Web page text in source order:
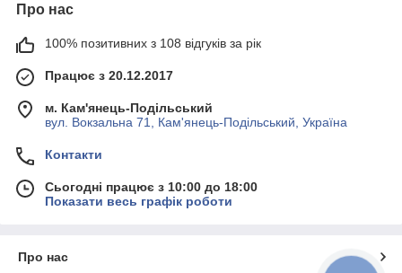
Про нас
100% позитивних з 108 відгуків за рік
Працює з 20.12.2017
м. Кам'янець-Подільський
вул. Вокзальна 71, Кам'янець-Подільський, Україна
Контакти
Сьогодні працює з 10:00 до 18:00
Показати весь графік роботи
Про нас